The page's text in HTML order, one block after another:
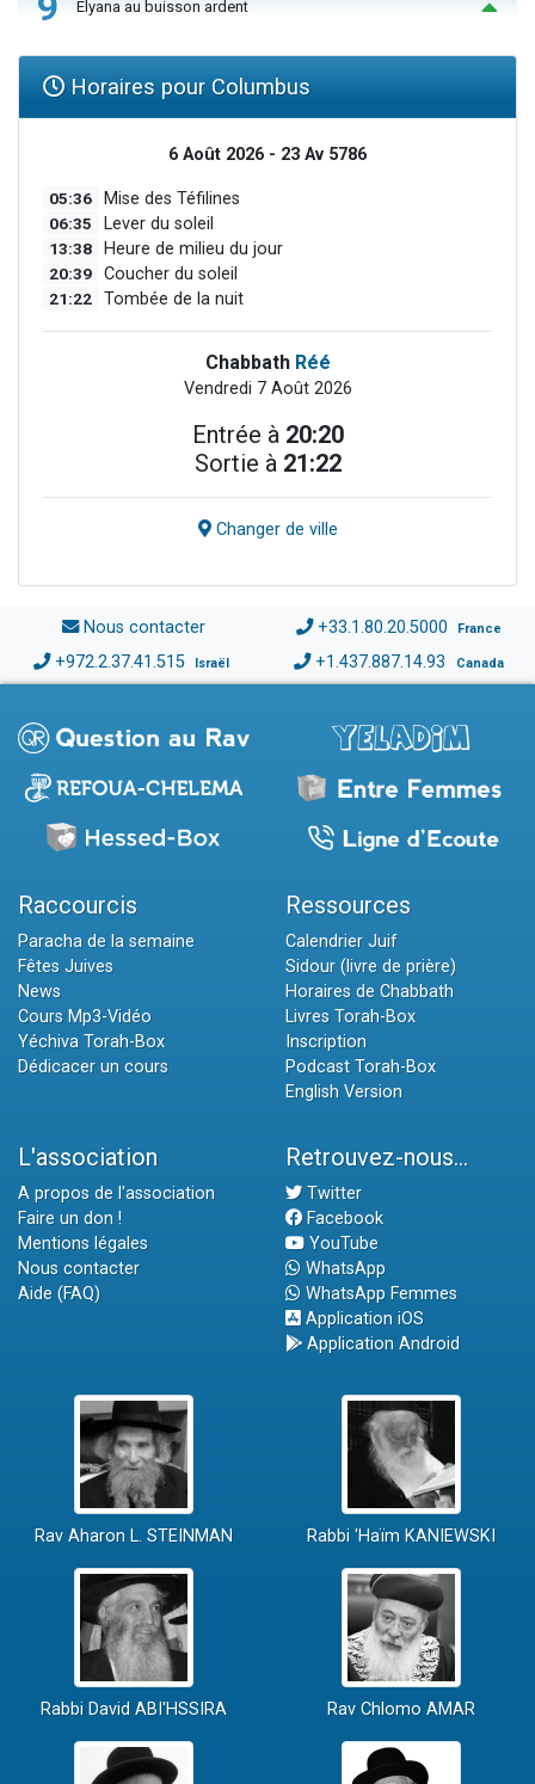
Elyana au buisson ardent
Horaires pour Columbus
6 Août 2026 - 23 Av 5786
05:36 Mise des Téfilines
06:35 Lever du soleil
13:38 Heure de milieu du jour
20:39 Coucher du soleil
21:22 Tombée de la nuit
Chabbath Réé
Vendredi 7 Août 2026
Entrée à 20:20
Sortie à 21:22
Changer de ville
Nous contacter +33.1.80.20.5000 France
+972.2.37.41.515 Israël +1.437.887.14.93 Canada
Raccourcis
Paracha de la semaine
Fêtes Juives
News
Cours Mp3-Vidéo
Yéchiva Torah-Box
Dédicacer un cours
Ressources
Calendrier Juif
Sidour (livre de prière)
Horaires de Chabbath
Livres Torah-Box
Inscription
Podcast Torah-Box
English Version
L'association
A propos de l'association
Faire un don !
Mentions légales
Nous contacter
Aide (FAQ)
Retrouvez-nous...
Twitter
Facebook
YouTube
WhatsApp
WhatsApp Femmes
Application iOS
Application Android
Rav Aharon L. STEINMAN Rabbi 'Haïm KANIEWSKI
Rabbi David ABI'HSSIRA Rav Chlomo AMAR